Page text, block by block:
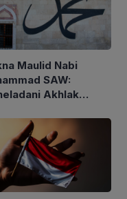
Maulid Nabi
SAW:
Akhlak
Sehari-hari